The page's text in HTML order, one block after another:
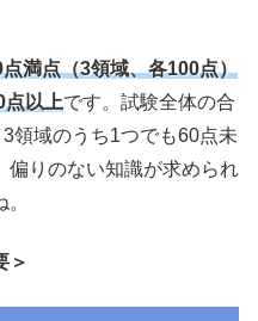
満点（3領域、各100点）
点以上です。試験全体の合
領域のうち1つでも60点未
偏りのない知識が求められ
＞